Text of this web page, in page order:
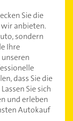
Sie die
anbieten.
sondern
Ihre
dass Sie die
Sie sich
und erleben
Autokauf